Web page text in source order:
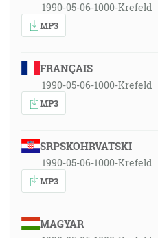
1990-05-06-1000-Krefeld
MP3
FRANÇAIS
1990-05-06-1000-Krefeld
MP3
SRPSKOHRVATSKI
1990-05-06-1000-Krefeld
MP3
MAGYAR